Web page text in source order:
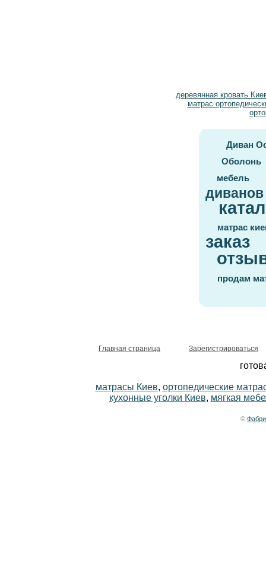
деревянная кровать
матрас
Диван
Оболонь
мебель
диванов
матрас
заказ
продам
Главная страница Зарегистрироваться
матрасы Киев, ортопедические
кухонные уголки Киев, мягкая
©